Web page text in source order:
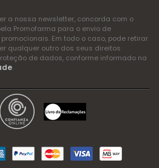
a nossa newsletter, concorda com o
Promofarma para o envio de
Em todo o caso, pode retirar
qualquer outro dos seus direitos
de dados, conforme informado na
.